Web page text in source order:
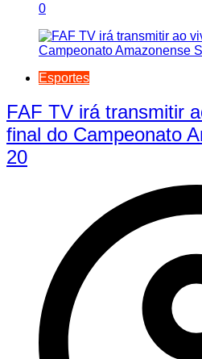
0
Esportes
FAF TV irá transmitir
final do Campeonato
20